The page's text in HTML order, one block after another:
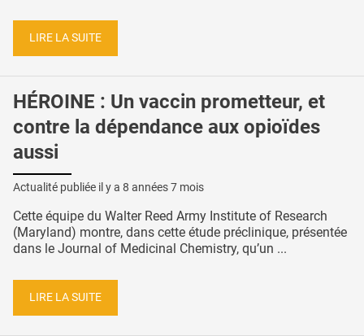
LIRE LA SUITE
HÉROINE : Un vaccin prometteur, et
contre la dépendance aux opioïdes
aussi
Actualité publiée il y a 8 années 7 mois
Cette équipe du Walter Reed Army Institute of Research
(Maryland) montre, dans cette étude préclinique, présentée
dans le Journal of Medicinal Chemistry, qu’un ...
LIRE LA SUITE